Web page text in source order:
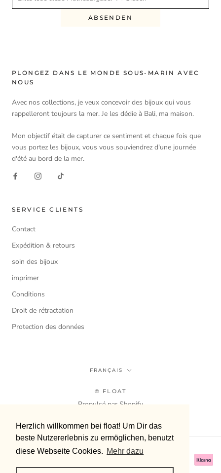
Herzlich willkommen bei float! Um Dir das
beste Nutzererlebnis zu ermöglichen, benutzt
diese Webseite Cookies. Mehr dazu
Herzlich willkommen bei float! Um Dir das
beste Nutzererlebnis zu ermöglichen, benutzt
diese Webseite Cookies. Mehr dazu
ABSENDEN
PLONGEZ DANS LE MONDE SOUS-MARIN AVEC
NOUS
Avec nos collections, je veux concevoir des bijoux qui vous
rappelleront toujours la mer. Je les dédie à Bali, ma maison.
Mon objectif était de capturer ce sentiment et chaque fois que
vous portez les bijoux, vous vous souviendrez d'une journée
d'été au bord de la mer.
SERVICE CLIENTS
Contact
Expédition & retours
soin des bijoux
imprimer
Conditions
Droit de rétractation
Protection des données
Langue
FRANÇAIS
© FLOAT
Propulsé par Shopify